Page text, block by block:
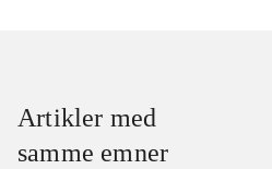
Artikler med
samme emner